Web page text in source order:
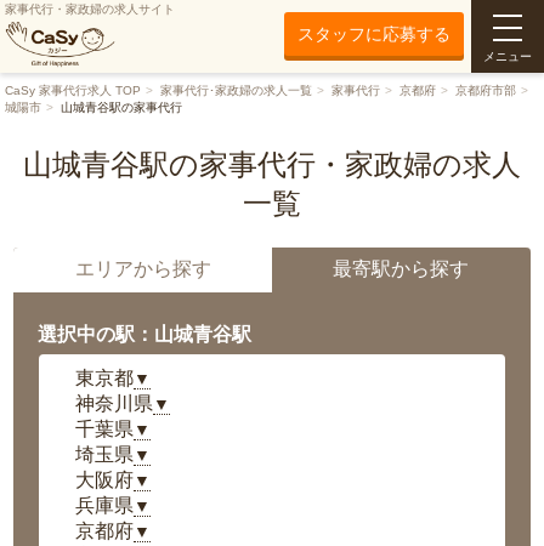
家事代行・家政婦の求人サイト
スタッフに応募する
メニュー
CaSy 家事代行求人 TOP 家事代行･家政婦の求人一覧 家事代行 京都府
京都府市部
城陽市
山城青谷駅の家事代行
山城青谷駅の家事代行・家政婦の求人
一覧
エリアから探す 最寄駅から探す
選択中の駅：山城青谷駅
東京都▼
神奈川県 ▼
千葉県 ▼
埼玉県 ▼
大阪府▼
兵庫県 ▼
京都府▼